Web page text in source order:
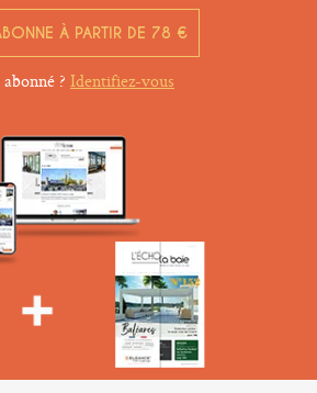
À PARTIR DE 78 €
? Identifiez-vous